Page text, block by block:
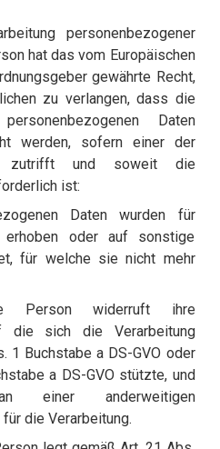
personenbezogener
hat das vom Europäischen
gewährte Recht,
zu verlangen, dass die
Daten
werden, sofern einer der
zutrifft und soweit die
ist:
Daten wurden für
oder auf sonstige
für welche sie nicht mehr
Person widerruft ihre
die sich die Verarbeitung
1 Buchstabe a DS-GVO oder
a DS-GVO stützte, und
anderweitigen
die Verarbeitung.